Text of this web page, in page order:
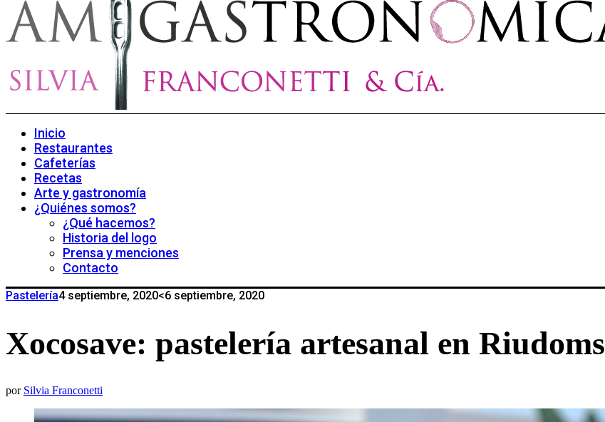
Inicio
Restaurantes
Cafeterías
Recetas
Arte y gastronomía
¿Quiénes somos?
¿Qué hacemos?
Historia del logo
Prensa y menciones
Contacto
Pastelería4 septiembre, 2020<6 septiembre, 2020
Xocosave: pastelería artesanal en Riudoms
por Silvia Franconetti